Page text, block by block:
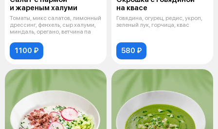
и жареным халуми
Томаты, микс салатов, лимонный
дрессинг, фенхель, сыр халуми,
миндаль, орегано, ветчина па
1100 ₽
на квасе
Говядина, огурец, редис, укроп,
зеленый лук, горчица, квас
580 ₽